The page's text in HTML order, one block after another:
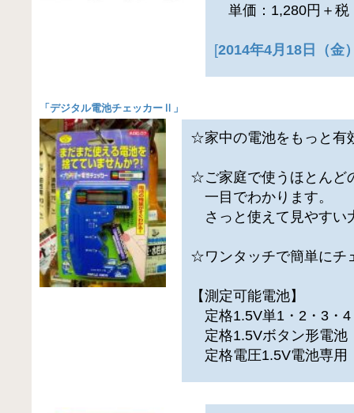
単価：1,280円＋税
[2014年4月18日（金
「 デジタル電池チェッカーⅡ 」
☆家中の電池をもっと有
☆ご家庭で使うほとんど
一目でわかります。
さっと使えて見やすい
☆ワンタッチで簡単にチ
【測定可能電池】
定格1.5V単1・2・3・4
定格1.5Vボタン形電池
定格電圧1.5V電池専用